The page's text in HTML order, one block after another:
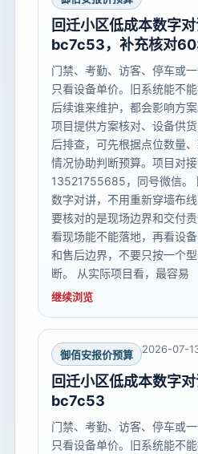
回迁小区低成本数字
bc7c53，补充核对
门禁、考勤、访客、停车或
只看设备单价。旧系统能不
后续谁来维护，都会影响方
项目提供方案核对、设备供
后排查，可先根据点位数量
情况协助判断预算。项目对接
13521755685，同号微信。
数字对讲，不用重新穿墙布
要核对的是现场边界和交付
看现场能不能落地，再看设
和售后边界，不要只按一个
断。 从实际项目看，最容易
继续浏览
御佰安报价预算 2026-07-
回迁小区低成本数字
bc7c53
门禁、考勤、访客、停车或
只看设备单价。旧系统能不